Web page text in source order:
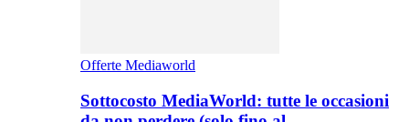
Offerte Mediaworld
Sottocosto MediaWorld: tutte le occasioni